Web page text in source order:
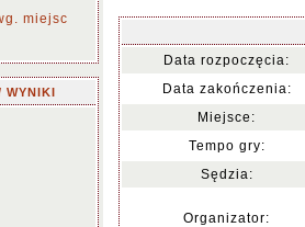
miejsc
WYNIKI
Data rozpoczęcia:
Data zakończenia:
Miejsce:
Tempo gry:
Sędzia:
Organizator: